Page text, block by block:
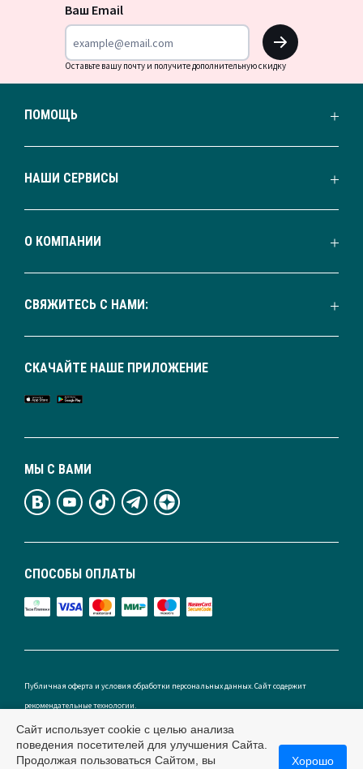
Ваш Email
OK
Оставьте вашу почту и получите дополнительную скидку
ПОМОЩЬ
НАШИ СЕРВИСЫ
О КОМПАНИИ
СВЯЖИТЕСЬ С НАМИ:
СПОСОБЫ ОПЛАТЫ
МЫ С ВАМИ
СКАЧАЙТЕ НАШЕ ПРИЛОЖЕНИЕ
Публичная оферта и условия обработки персональных данных. Сайт содержит
рекомендательные технологии.
Сайт использует cookie с целью анализа
поведения посетителей для улучшения Сайта.
Продолжая пользоваться Сайтом, вы
Хорошо